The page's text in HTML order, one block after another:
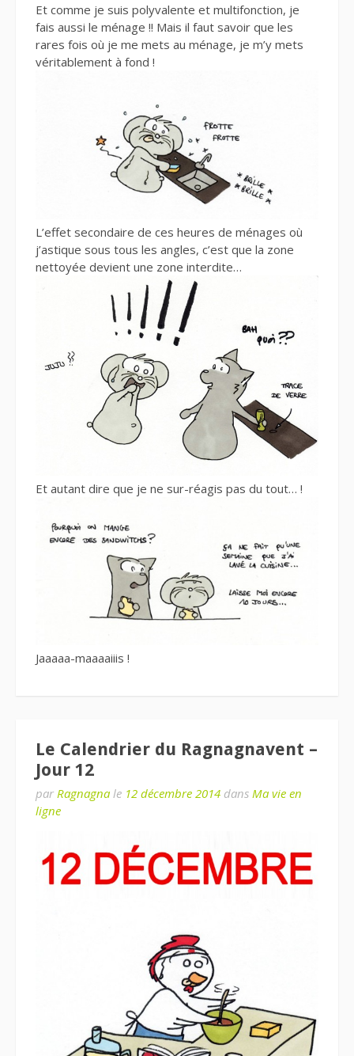
Et comme je suis polyvalente et multifonction, je
fais aussi le ménage !! Mais il faut savoir que les
rares fois où je me mets au ménage, je m’y mets
véritablement à fond !
L’effet secondaire de ces heures de ménages où
j’astique sous tous les angles, c’est que la zone
nettoyée devient une zone interdite…
Et autant dire que je ne sur-réagis pas du tout… !
Jaaaaa-maaaaiiis !
Le Calendrier du Ragnagnavent –
Jour 12
par Ragnagna le 12 décembre 2014 dans Ma vie en
ligne